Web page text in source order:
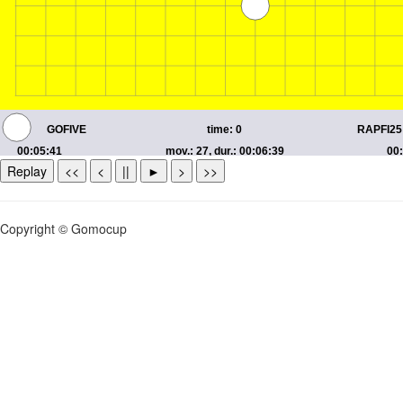
Replay << < || ► > >>
Copyright © Gomocup